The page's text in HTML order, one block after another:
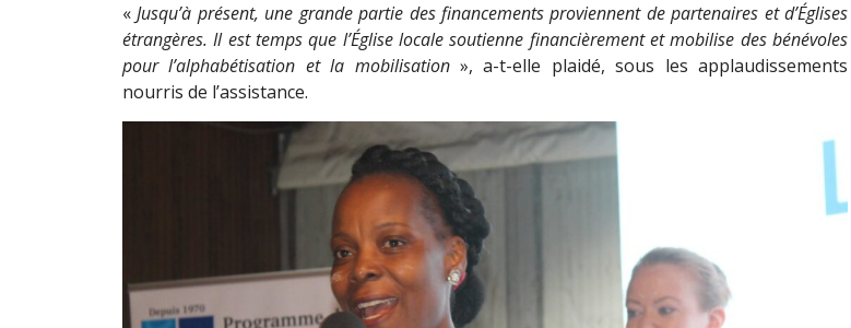
«Jusqu’à présent, une grande partie des financements proviennent de partenaires et d’Églises
étrangères. Il est temps que l’Église locale soutienne financièrement et mobilise des bénévoles
pour l’alphabétisation et la mobilisation», a-t-elle plaidé, sous les applaudissements
nourris de l’assistance.